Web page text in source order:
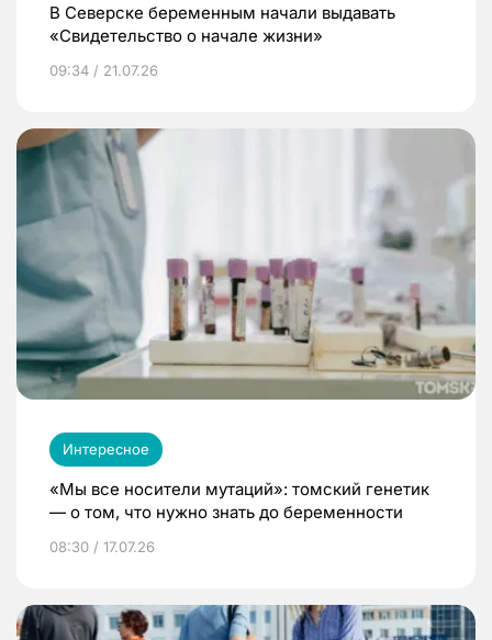
В Северске беременным начали выдавать
«Свидетельство о начале жизни»
09:34 / 21.07.26
Интересное
«Мы все носители мутаций»: томский генетик
— о том, что нужно знать до беременности
08:30 / 17.07.26